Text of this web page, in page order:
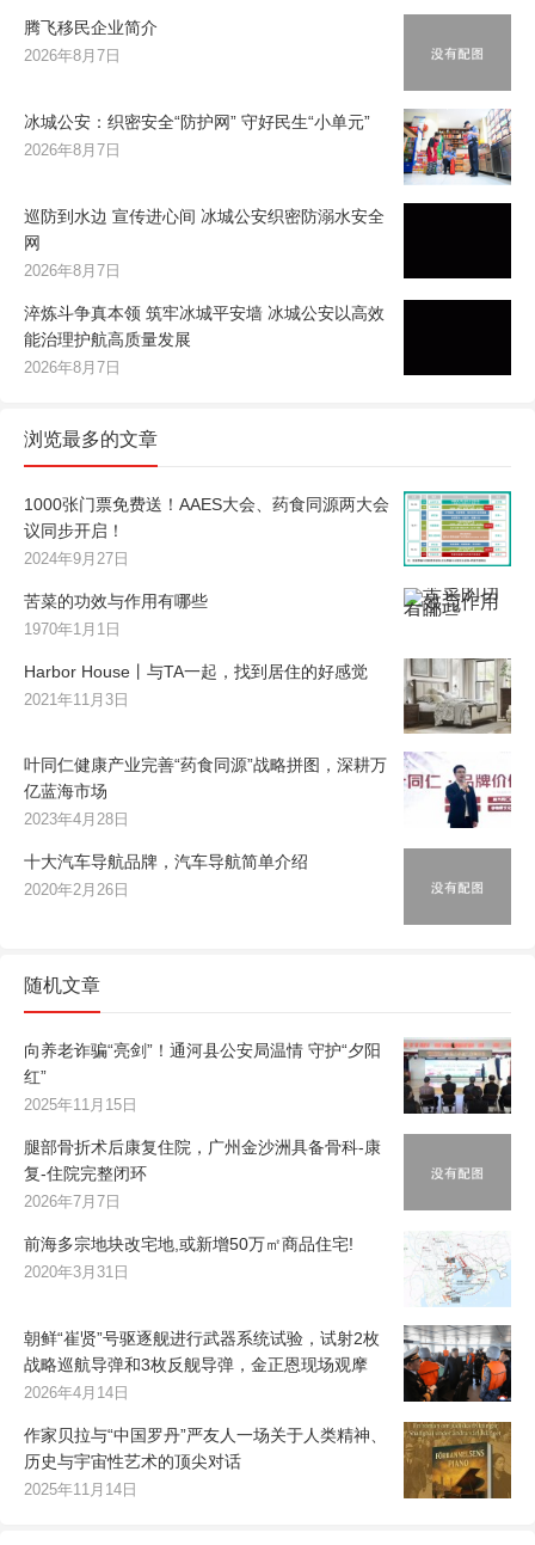
腾飞移民企业简介
2026年8月7日
冰城公安：织密安全“防护网” 守好民生“小单元”
2026年8月7日
巡防到水边 宣传进心间 冰城公安织密防溺水安全
网
2026年8月7日
淬炼斗争真本领 筑牢冰城平安墙 冰城公安以高效
能治理护航高质量发展
2026年8月7日
浏览最多的文章
1000张门票免费送！AAES大会、药食同源两大会
议同步开启！
2024年9月27日
苦菜的功效与作用有哪些
1970年1月1日
Harbor House丨与TA一起，找到居住的好感觉
2021年11月3日
叶同仁健康产业完善“药食同源”战略拼图，深耕万
亿蓝海市场
2023年4月28日
十大汽车导航品牌，汽车导航简单介绍
2020年2月26日
随机文章
向养老诈骗“亮剑”！通河县公安局温情 守护“夕阳
红”
2025年11月15日
腿部骨折术后康复住院，广州金沙洲具备骨科-康
复-住院完整闭环
2026年7月7日
前海多宗地块改宅地,或新增50万㎡商品住宅!
2020年3月31日
朝鲜“崔贤”号驱逐舰进行武器系统试验，试射2枚
战略巡航导弹和3枚反舰导弹，金正恩现场观摩
2026年4月14日
作家贝拉与“中国罗丹”严友人一场关于人类精神、
历史与宇宙性艺术的顶尖对话
2025年11月14日